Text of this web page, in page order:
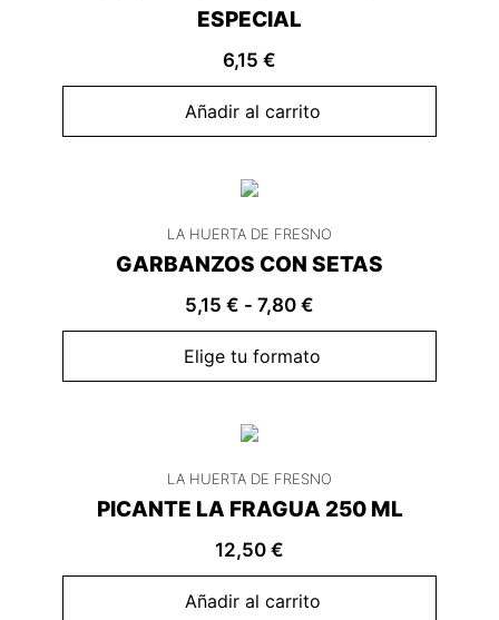
ESPECIAL
6,15 €
Añadir al carrito
LA HUERTA DE FRESNO
GARBANZOS CON SETAS
5,15 € - 7,80 €
Elige tu formato
LA HUERTA DE FRESNO
PICANTE LA FRAGUA 250 ML
12,50 €
Añadir al carrito